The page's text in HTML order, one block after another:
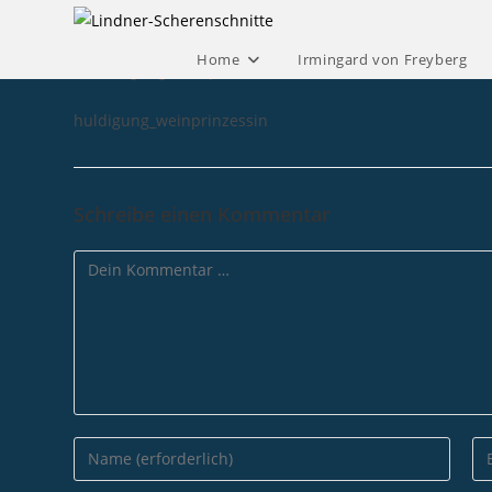
Home Irmingard von Freyberg​
huldigung_weinprinzessin
Schreibe einen Kommentar